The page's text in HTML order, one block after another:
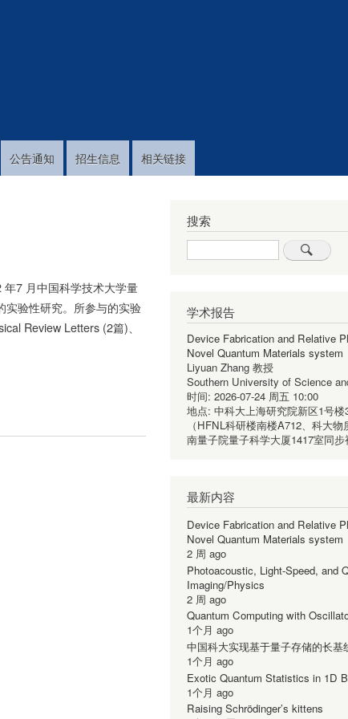
公告通知 招生信息 相关链接
7 月中国科学技术大学量
实验性研究。所参与的实验
Review Letters (2篇)、
搜索
Search
学术报告
Device Fabrication and Relative
Novel Quantum Materials system
Liyuan Zhang 教授
Southern University of Science
时间: 2026-07-24 周五 10:00
地点: 中科大上海研究院新区1号
（HFNL科研楼南楼A712、科大
南量子院量子科学大厦1417室同步
最新内容
Device Fabrication and Relative
Novel Quantum Materials system
2 周 ago
Photoacoustic, Light-Speed, and
Imaging/Physics
2 周 ago
Quantum Computing with
1个月 ago
中国科大实现基于量子存储的长基
1个月 ago
Exotic Quantum Statistics in 1D
1个月 ago
Raising Schrödinger’s kittens